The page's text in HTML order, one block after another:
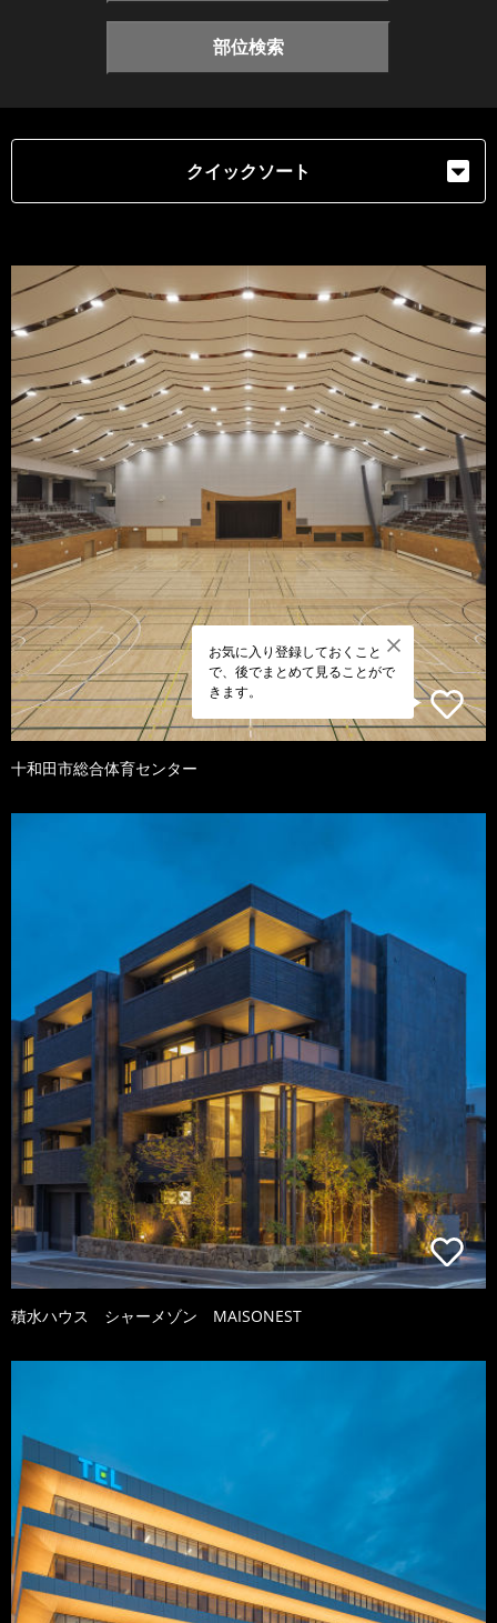
部位検索
クイックソート
お気に入り登録しておくこと
で、後でまとめて見ることがで
きます。
十和田市総合体育センター
積水ハウス シャーメゾン MAISONEST